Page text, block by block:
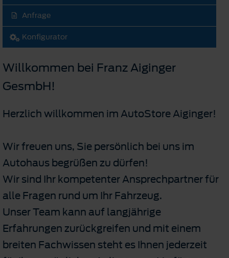
Anfrage
Konfigurator
Willkommen bei Franz Aiginger
GesmbH!
Herzlich willkommen im AutoStore Aiginger!
Wir freuen uns, Sie persönlich bei uns im
Autohaus begrüßen zu dürfen!
Wir sind Ihr kompetenter Ansprechpartner für
alle Fragen rund um Ihr Fahrzeug.
Unser Team kann auf langjährige
Erfahrungen zurückgreifen und mit einem
breiten Fachwissen steht es Ihnen jederzeit